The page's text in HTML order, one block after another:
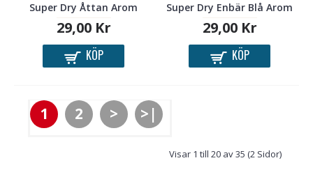
Super Dry Åttan Arom
29,00 Kr
KÖP
Super Dry Enbär Blå Arom
29,00 Kr
KÖP
1 2 > >|
Visar 1 till 20 av 35 (2 Sidor)